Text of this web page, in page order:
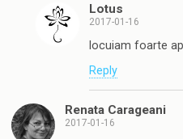
Lotus
2017-01-16
locuiam foarte
Reply
Renata Carageani
2017-01-16